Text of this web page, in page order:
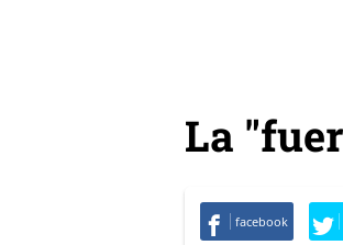
La
facebook